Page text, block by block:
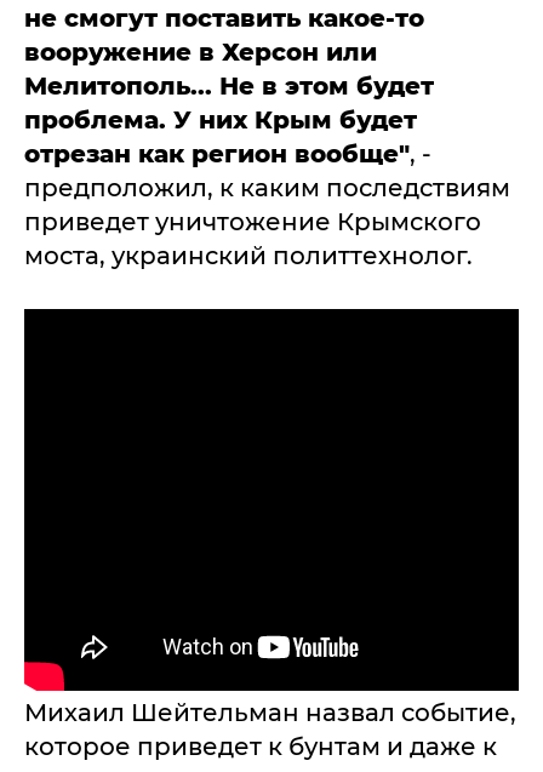
не смогут поставить какое-то
вооружение в Херсон или
Мелитополь... Не в этом будет
проблема. У них Крым будет
отрезан как регион вообще", -
предположил, к каким последствиям
приведет уничтожение Крымского
моста, украинский политтехнолог.
Михаил Шейтельман назвал событие,
которое приведет к бунтам и даже к